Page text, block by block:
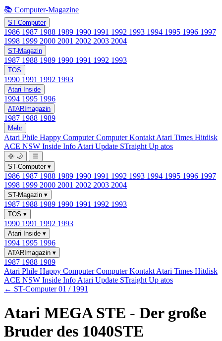
📚 Computer-Magazine
ST-Computer
1986 1987 1988 1989 1990 1991 1992 1993 1994 1995 1996 1997
1998 1999 2000 2001 2002 2003 2004
ST-Magazin
1987 1988 1989 1990 1991 1992 1993
TOS
1990 1991 1992 1993
Atari Inside
1994 1995 1996
ATARImagazin
1987 1988 1989
Mehr
Atari Phile Happy ComputerComputer Kontakt Atari Times Hitdisk
ACE NSW Inside Info Atari Update STraight Up atos
🌞 🌙
☰
ST-Computer ▾
1986 1987 1988 1989 1990 1991 1992 1993 1994 1995 1996 1997
1998 1999 2000 2001 2002 2003 2004
ST-Magazin ▾
1987 1988 1989 1990 1991 1992 1993
TOS ▾
1990 1991 1992 1993
Atari Inside ▾
1994 1995 1996
ATARImagazin ▾
1987 1988 1989
Atari Phile Happy ComputerComputer Kontakt Atari Times Hitdisk
ACE NSW Inside Info Atari Update STraight Up atos
← ST-Computer 01 / 1991
Atari MEGA STE - Der große
Bruder des 1040STE